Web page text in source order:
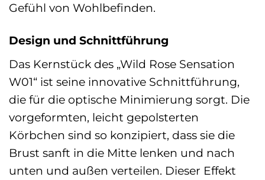
Gefühl von Wohlbefinden.
Design und Schnittführung
Das Kernstück des „Wild Rose Sensation
W01“ ist seine innovative Schnittführung,
die für die optische Minimierung sorgt. Die
vorgeformten, leicht gepolsterten
Körbchen sind so konzipiert, dass sie die
Brust sanft in die Mitte lenken und nach
unten und außen verteilen. Dieser Effekt